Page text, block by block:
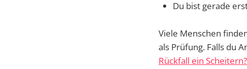
Du bist gerade
Viele Menschen
als Prüfung. Falls du
Rückfall ein